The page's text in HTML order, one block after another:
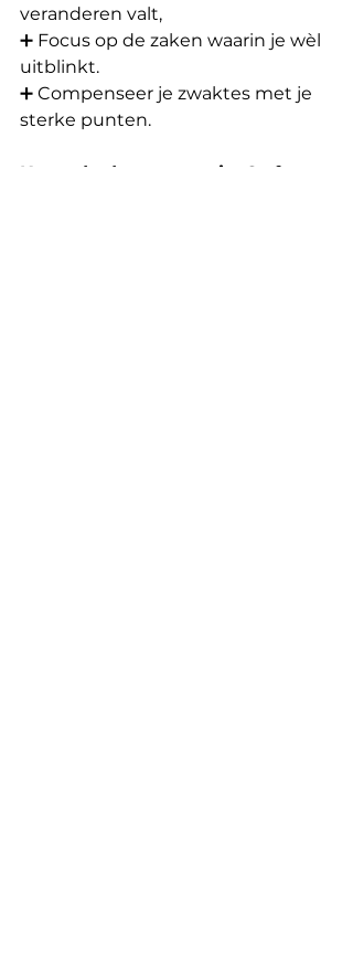
veranderen valt,
➕ Focus op de zaken waarin je wèl
uitblinkt.
➕ Compenseer je zwaktes met je
sterke punten.
Komt de droom naar jou? of ga